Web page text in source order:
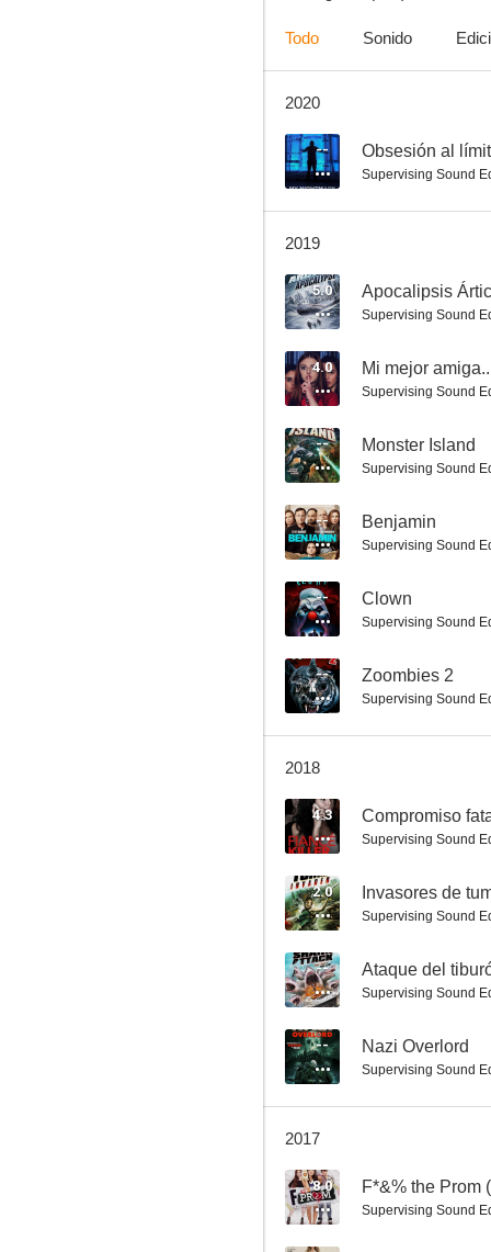
Sherlock Holmes
6.4
Nazis en el centro de la Tierra
El planeta de los tiburones
5.5
5.0
Todo Sonido
2020
-- Obsesión al
Supervising Sound
2019
5.0 Apocalipsis
Supervising Sound
4.0
Supervising Sound
-- Monster Island
Supervising Sound
-- Benjamin
Supervising Sound
-- Clown
Supervising Sound
-- Zoombies 2
Supervising Sound
2018
4.3 Compromiso
Supervising Sound
2.0 Invasores de
Supervising Sound
-- Ataque del
Supervising Sound
-- Nazi Overlord
Supervising Sound
2017
8.0
Supervising Sound